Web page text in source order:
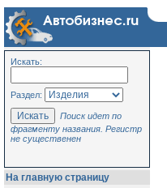
Искать:
Раздел:
Поиск идет по
фрагменту названия. Регистр
не существенен
На главную страницу